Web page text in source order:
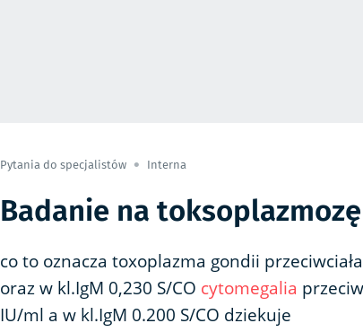
Pytania do specjalistów Interna
Badanie na
co to oznacza toxoplazma gondii
oraz w kl.IgM 0,230 S/CO cytomegalia
IU/ml a w kl.IgM 0.200 S/CO dziekuje